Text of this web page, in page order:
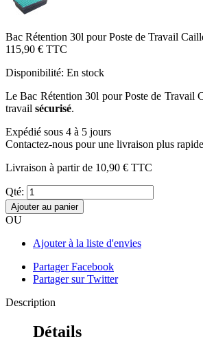
Bac Rétention 30l pour Poste de Travail
115,90 € TTC
Disponibilité: En stock
Le Bac Rétention 30l pour Poste de Travail
travail sécurisé.
Expédié sous 4 à 5 jours
Contactez-nous pour une livraison plus
Livraison à partir de 10,90 € TTC
Qté:
Ajouter au panier
OU
Ajouter à la liste d'envies
Partager Facebook
Partager sur Twitter
Description
Détails